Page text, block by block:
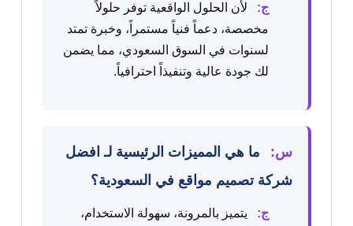
ج:
لأن الحلول الواقعية توفر حلولاً
مخصصة، دعماً فنياً مستمراً، وخبرة تمتد
لسنوات في السوق السعودي، مما يضمن
لك جودة عالية وتنفيذاً احترافياً.
س:
ما هي المميزات الرئيسية لـ افضل
شركة تصميم مواقع في السعودية؟
ج:
يتميز بالمرونة، سهولة الاستخدام،